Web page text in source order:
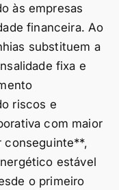
às empresas
financeira. Ao
substituem a
fixa e
riscos e
com maior
conseguinte**,
estável
o primeiro